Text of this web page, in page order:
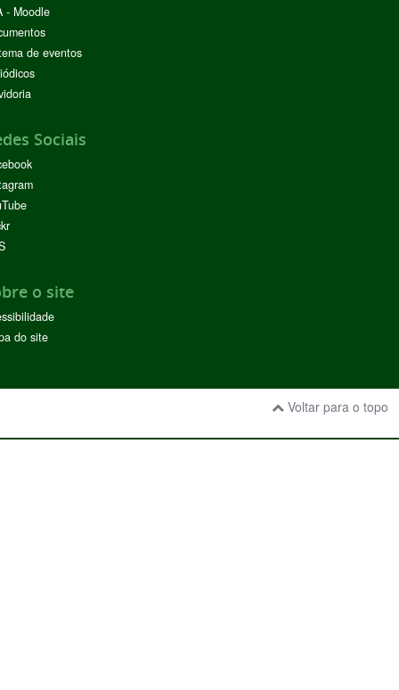
- Moodle
de eventos
Sociais
o site
do site
Voltar para o topo